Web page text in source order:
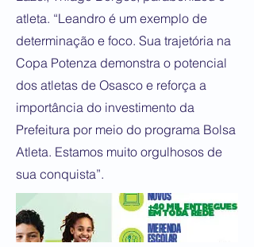
atleta. “Leandro é um exemplo de
determinação e foco. Sua trajetória na
Copa Potenza demonstra o potencial
dos atletas de Osasco e reforça a
importância do investimento da
Prefeitura por meio do programa Bolsa
Atleta. Estamos muito orgulhosos de
sua conquista”.